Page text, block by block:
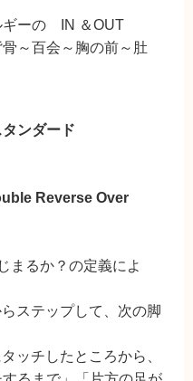
ギーの IN ＆OUT
～百会～胸の前～肚
ンダード
Reverse Over
まるか？の定義によ
ステップして、次の脚
ッチしたところから、